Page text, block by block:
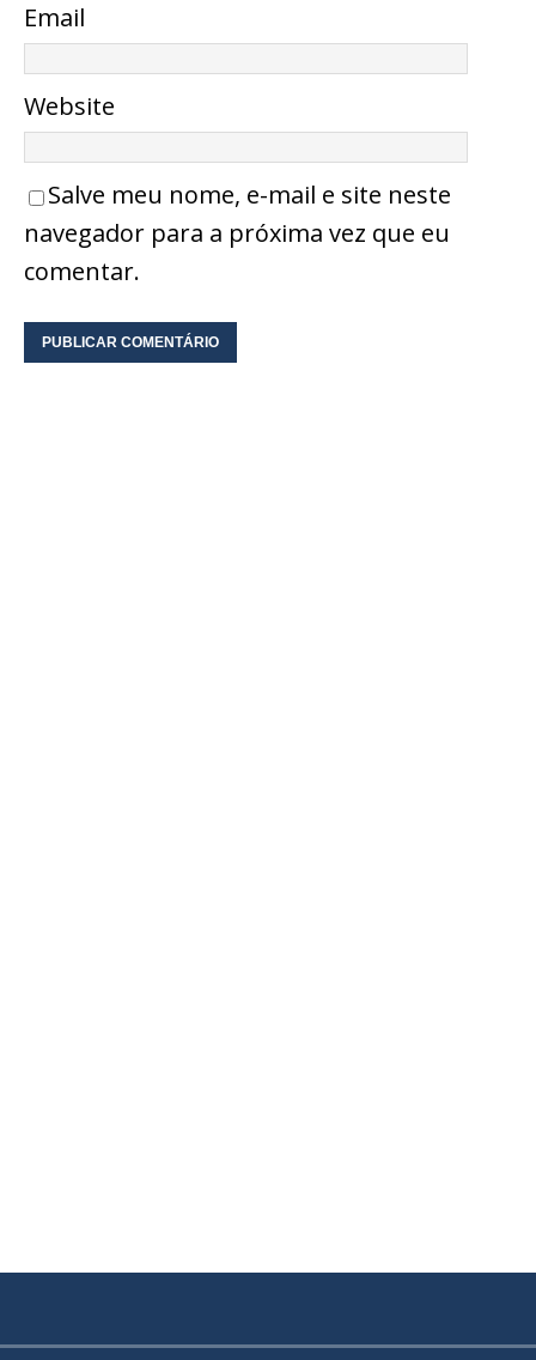
Email
Website
Salve meu nome, e-mail e site neste
navegador para a próxima vez que eu
comentar.